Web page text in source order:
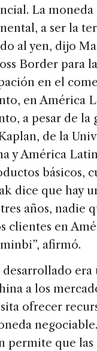
La
a ser la
al yen, dijo
Border para
en el
en América
a pesar de
de la
y América
básicos,
dice que hay
años, nadie
clientes en
afirmó.
a los
ofrecer
permite que